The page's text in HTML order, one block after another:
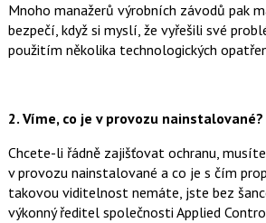
Mnoho manažerů výrobních závodů pak
bezpečí, když si myslí, že vyřešili své
použitím několika technologických
2. Víme, co je v provozu nainstalované?
Chcete-li řádně zajišťovat ochranu,
v provozu nainstalované a co je s čím
takovou viditelnost nemáte, jste bez
výkonný ředitel společnosti Applied